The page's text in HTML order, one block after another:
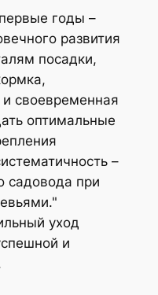
годы –
развития
посадки,
своевременная
оптимальные
–
садовода при
уход
и